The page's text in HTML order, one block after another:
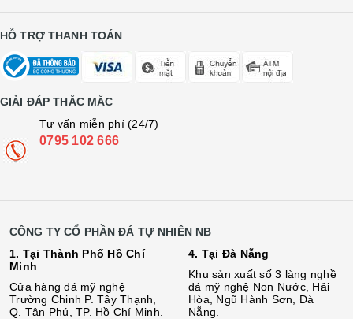
HỖ TRỢ THANH TOÁN
GIẢI ĐÁP THẮC MẮC
Tư vấn miễn phí (24/7)
0795 102 666
CÔNG TY CỔ PHẦN ĐÁ TỰ NHIÊN NB
1. Tại Thành Phố Hồ Chí
Minh
Cửa hàng đá mỹ nghệ
Trường Chinh P. Tây Thạnh,
Q. Tân Phú, TP. Hồ Chí Minh.
4. Tại Đà Nẵng
Khu sản xuất số 3 làng nghề
đá mỹ nghệ Non Nước, Hải
Hòa, Ngũ Hành Sơn, Đà
Nẵng.